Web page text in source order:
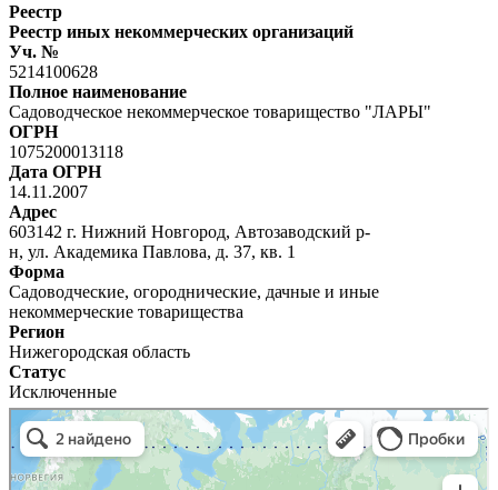
Реестр
Реестр иных некоммерческих организаций
Уч. №
5214100628
Полное наименование
Садоводческое некоммерческое товарищество "ЛАРЫ"
ОГРН
1075200013118
Дата ОГРН
14.11.2007
Адрес
603142 г. Нижний Новгород, Автозаводский р-
н, ул. Академика Павлова, д. 37, кв. 1
Форма
Садоводческие, огороднические, дачные и иные
некоммерческие товарищества
Регион
Нижегородская область
Статус
Исключенные